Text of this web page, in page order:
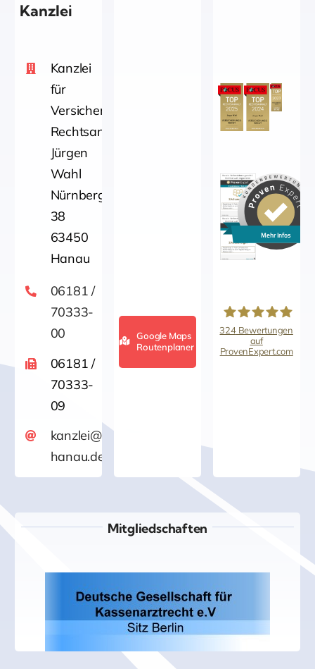
Kanzlei
Kanzlei
für
Versicherungsrecht
Rechtsanwalt
Jürgen
Wahl
Nürnbergerstraße
38
63450
Hanau
06181 /
70333-
00
06181 /
70333-
09
kanzlei@versicherungsrecht-
hanau.de
Google Maps
Routenplaner
Mehr Infos
Kanzlei für
324Bewertungen
auf
ProvenExpert.com
Mitgliedschaften